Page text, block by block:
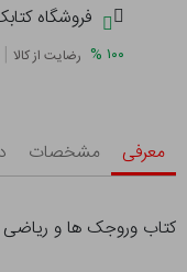
فروشگاه
۱۰۰ % رضایت از کالا |
معرفی مشخصات
کتاب وروجک ها و ریاضی 3 - سطح 1 اثر مگان هیوز باتلر نشر پرتقال